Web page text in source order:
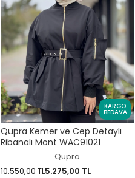
KARGO
BEDAVA
Qupra Kemer ve Cep Detaylı
Ribanalı Mont WAC91021
Qupra
10.550,00 TL5.275,00 TL